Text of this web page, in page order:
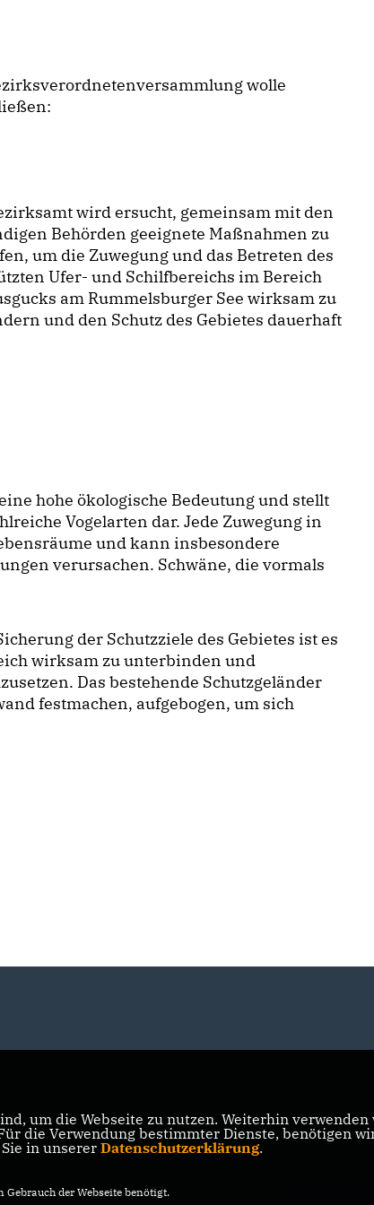
wolle
wird ersucht, gemeinsam mit den
Behörden geeignete Maßnahmen zu
um die Zuwegung und das Betreten des
Ufer- und Schilfbereichs im Bereich
am Rummelsburger See wirksam zu
und den Schutz des Gebietes dauerhaft
hohe ökologische Bedeutung und stellt
Vogelarten dar. Jede Zuwegung in
und kann insbesondere
verursachen. Schwäne, die vormals
der Schutzziele des Gebietes ist es
wirksam zu unterbinden und
Das bestehende Schutzgeländer
festmachen, aufgebogen, um sich
um die Webseite zu nutzen. Weiterhin
die Verwendung bestimmter Dienste, benötigen
in unserer Datenschutzerklärung.
der Webseite benötigt.